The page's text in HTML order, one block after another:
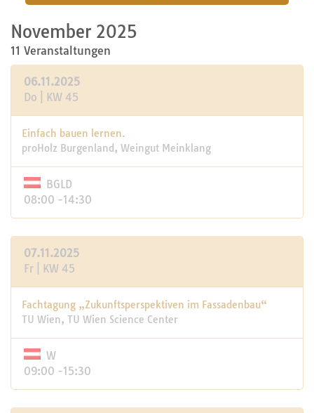
November 2025
11 Veranstaltungen
06.11.2025
Do | KW 45
Einfach bauen lernen.
proHolz Burgenland, Weingut Meinklang
BGLD
08:00 -14:30
07.11.2025
Fr | KW 45
Fachtagung „Zukunftsperspektiven im Fassadenbau“
TU Wien, TU Wien Science Center
W
09:00 -15:30